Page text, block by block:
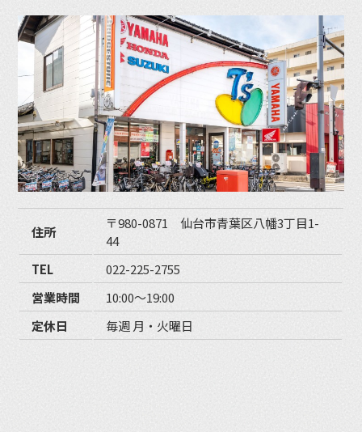
住所
〒980-0871 仙台市青葉区八幡3丁目1-
44
TEL
022-225-2755
営業時間
10:00〜19:00
定休日
毎週 月・火曜日